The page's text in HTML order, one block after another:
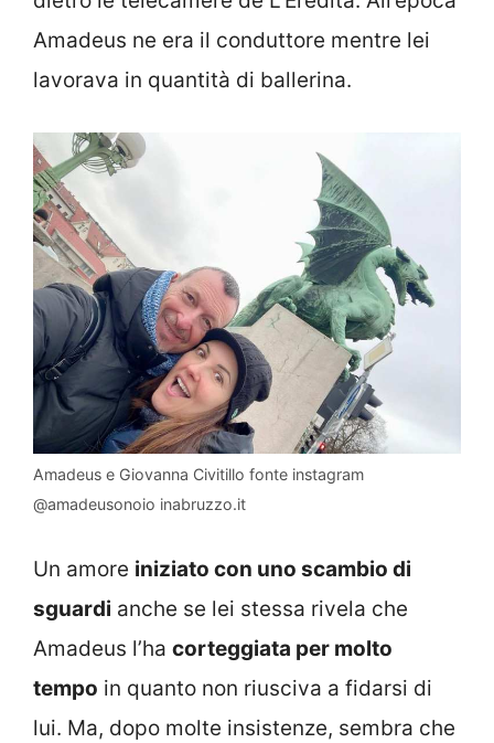
Amadeus ne era il conduttore mentre lei
lavorava in quantità di ballerina.
Amadeus e Giovanna Civitillo fonte instagram
@amadeusonoio inabruzzo.it
Un amore iniziato con uno scambio di
sguardi anche se lei stessa rivela che
Amadeus l’ha corteggiata per molto
tempo in quanto non riusciva a fidarsi di
lui. Ma, dopo molte insistenze, sembra che